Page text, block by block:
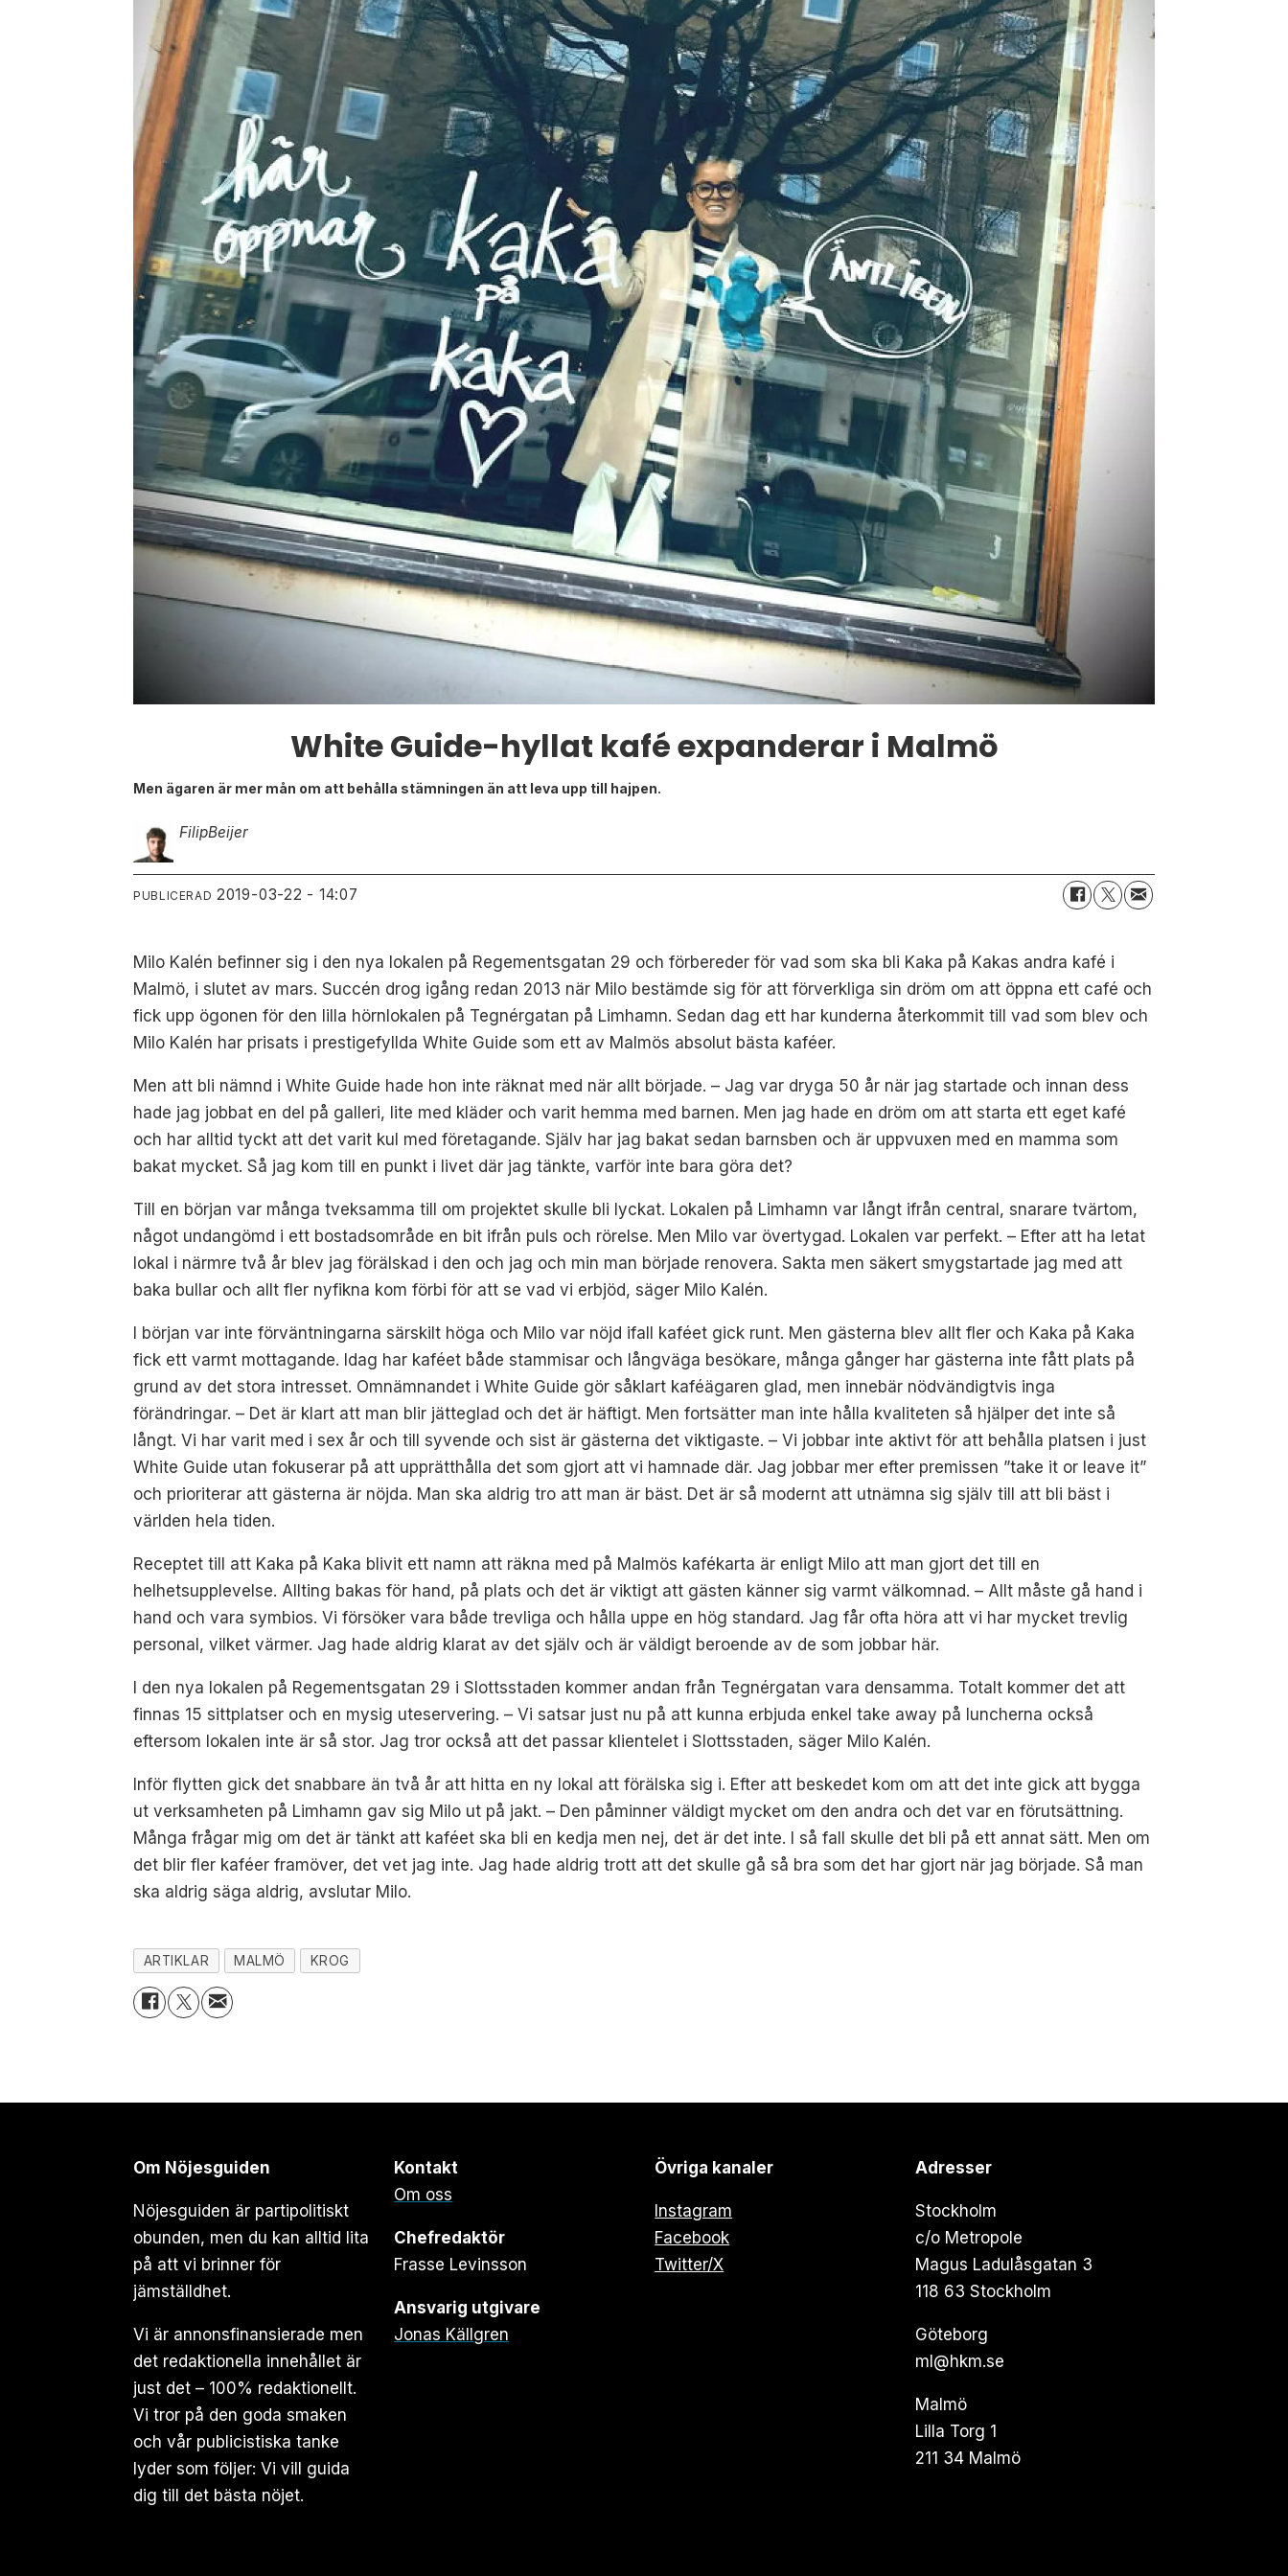
White Guide-hyllat kafé expanderar i Malmö
Men ägaren är mer mån om att behålla stämningen än att leva upp till hajpen.
FilipBeijer
PUBLICERAD 2019-03-22 - 14:07
Milo Kalén befinner sig i den nya lokalen på Regementsgatan 29 och förbereder för vad som ska bli Kaka på Kakas andra kafé i
Malmö, i slutet av mars. Succén drog igång redan 2013 när Milo bestämde sig för att förverkliga sin dröm om att öppna ett café och
fick upp ögonen för den lilla hörnlokalen på Tegnérgatan på Limhamn. Sedan dag ett har kunderna återkommit till vad som blev och
Milo Kalén har prisats i prestigefyllda White Guide som ett av Malmös absolut bästa kaféer.
Men att bli nämnd i White Guide hade hon inte räknat med när allt började. – Jag var dryga 50 år när jag startade och innan dess
hade jag jobbat en del på galleri, lite med kläder och varit hemma med barnen. Men jag hade en dröm om att starta ett eget kafé
och har alltid tyckt att det varit kul med företagande. Själv har jag bakat sedan barnsben och är uppvuxen med en mamma som
bakat mycket. Så jag kom till en punkt i livet där jag tänkte, varför inte bara göra det?
Till en början var många tveksamma till om projektet skulle bli lyckat. Lokalen på Limhamn var långt ifrån central, snarare tvärtom,
något undangömd i ett bostadsområde en bit ifrån puls och rörelse. Men Milo var övertygad. Lokalen var perfekt. – Efter att ha letat
lokal i närmre två år blev jag förälskad i den och jag och min man började renovera. Sakta men säkert smygstartade jag med att
baka bullar och allt fler nyfikna kom förbi för att se vad vi erbjöd, säger Milo Kalén.
I början var inte förväntningarna särskilt höga och Milo var nöjd ifall kaféet gick runt. Men gästerna blev allt fler och Kaka på Kaka
fick ett varmt mottagande. Idag har kaféet både stammisar och långväga besökare, många gånger har gästerna inte fått plats på
grund av det stora intresset. Omnämnandet i White Guide gör såklart kaféägaren glad, men innebär nödvändigtvis inga
förändringar. – Det är klart att man blir jätteglad och det är häftigt. Men fortsätter man inte hålla kvaliteten så hjälper det inte så
långt. Vi har varit med i sex år och till syvende och sist är gästerna det viktigaste. – Vi jobbar inte aktivt för att behålla platsen i just
White Guide utan fokuserar på att upprätthålla det som gjort att vi hamnade där. Jag jobbar mer efter premissen ”take it or leave it”
och prioriterar att gästerna är nöjda. Man ska aldrig tro att man är bäst. Det är så modernt att utnämna sig själv till att bli bäst i
världen hela tiden.
Receptet till att Kaka på Kaka blivit ett namn att räkna med på Malmös kafékarta är enligt Milo att man gjort det till en
helhetsupplevelse. Allting bakas för hand, på plats och det är viktigt att gästen känner sig varmt välkomnad. – Allt måste gå hand i
hand och vara symbios. Vi försöker vara både trevliga och hålla uppe en hög standard. Jag får ofta höra att vi har mycket trevlig
personal, vilket värmer. Jag hade aldrig klarat av det själv och är väldigt beroende av de som jobbar här.
I den nya lokalen på Regementsgatan 29 i Slottsstaden kommer andan från Tegnérgatan vara densamma. Totalt kommer det att
finnas 15 sittplatser och en mysig uteservering. – Vi satsar just nu på att kunna erbjuda enkel take away på luncherna också
eftersom lokalen inte är så stor. Jag tror också att det passar klientelet i Slottsstaden, säger Milo Kalén.
Inför flytten gick det snabbare än två år att hitta en ny lokal att förälska sig i. Efter att beskedet kom om att det inte gick att bygga
ut verksamheten på Limhamn gav sig Milo ut på jakt. – Den påminner väldigt mycket om den andra och det var en förutsättning.
Många frågar mig om det är tänkt att kaféet ska bli en kedja men nej, det är det inte. I så fall skulle det bli på ett annat sätt. Men om
det blir fler kaféer framöver, det vet jag inte. Jag hade aldrig trott att det skulle gå så bra som det har gjort när jag började. Så man
ska aldrig säga aldrig, avslutar Milo.
ARTIKLAR MALMÖ KROG
Om Nöjesguiden
Nöjesguiden är partipolitiskt
obunden, men du kan alltid lita
på att vi brinner för
jämställdhet.
Vi är annonsfinansierade men
det redaktionella innehållet är
just det – 100% redaktionellt.
Vi tror på den goda smaken
och vår publicistiska tanke
lyder som följer: Vi vill guida
dig till det bästa nöjet.
Kontakt
Om oss
Chefredaktör
Frasse Levinsson
Ansvarig utgivare
Jonas Källgren
Övriga kanaler
Instagram
Facebook
Twitter/X
Adresser
Stockholm
c/o Metropole
Magus Ladulåsgatan 3
118 63 Stockholm
Göteborg
ml@hkm.se
Malmö
Lilla Torg 1
211 34 Malmö